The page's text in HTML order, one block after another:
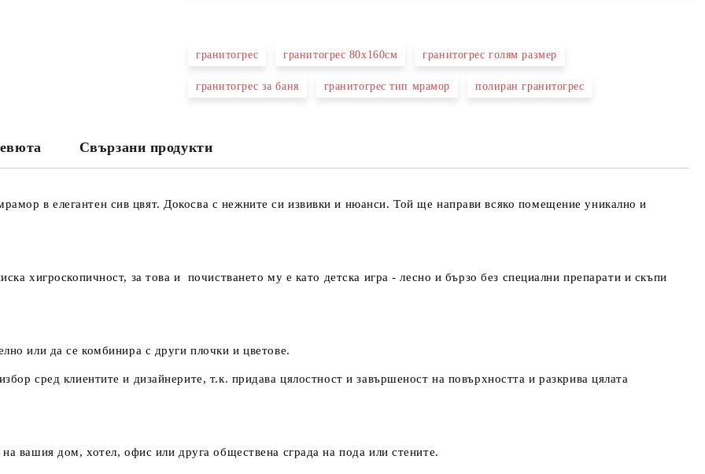
Съгласен съм с Политиката за лични данни
гранитогрес гранитогрес 80х160см гранитогрес голям размер
гранитогрес за баня гранитогрес тип мрамор полиран гранитогрес
Свързани продукти
в елегантен сив цвят. Докосва с нежните си извивки и нюанси. Той ще направи всяко помещение уникално и
хигроскопичност, за това и почистването му е като детска игра - лесно и бързо без специални препарати и скъпи
или да се комбинира с други плочки и цветове.
сред клиентите и дизайнерите, т.к. придава цялостност и завършеност на повърхността и разкрива цялата
вашия дом, хотел, офис или друга обществена сграда на пода или стените.